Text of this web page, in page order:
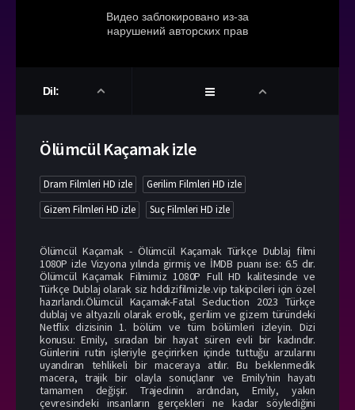
Dil:
Ölümcül Kaçamak izle
Dram Filmleri HD izle
Gerilim Filmleri HD izle
Gizem Filmleri HD izle
Suç Filmleri HD izle
Ölümcül Kaçamak - Ölümcül Kaçamak Türkçe Dublaj filmi
1080P izle Vizyona yılında girmiş ve İMDB puanı ise: 6.5 dır.
Ölümcül Kaçamak Filmimiz 1080P Full HD kalitesinde ve
Türkçe Dublaj olarak siz hddizifilmizle.vip takipcileri için özel
hazırlandı.Ölümcül Kaçamak-Fatal Seduction 2023 Türkçe
dublaj ve altyazılı olarak erotik, gerilim ve gizem türündeki
Netflix dizisinin 1. bölüm ve tüm bölümleri izleyin. Dizi
konusu: Emily, sıradan bir hayat süren evli bir kadındır.
Günlerini rutin işleriyle geçirirken içinde tuttuğu arzularını
uyandıran tehlikeli bir maceraya atılır. Bu beklenmedik
macera, trajik bir olayla sonuçlanır ve Emily'nin hayatı
tamamen değişir. Trajedinin ardından, Emily, yakın
çevresindeki insanların gerçekleri ne kadar söylediğini